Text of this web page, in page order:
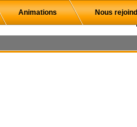
Animations Nous